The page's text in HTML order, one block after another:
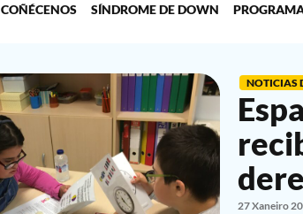
COÑÉCENOS SÍNDROME DE DOWN
NOTICIAS
27 Xaneiro